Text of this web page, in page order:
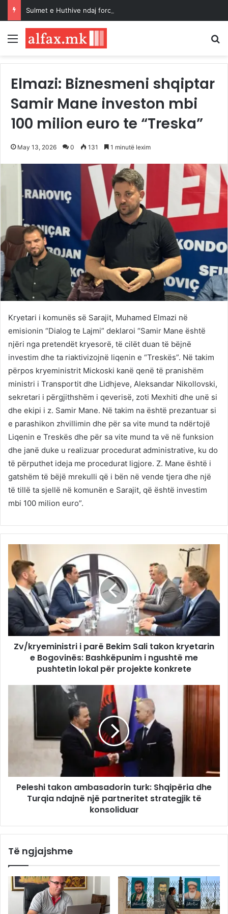
Menu
Elmazi: Biznesmeni shqiptar
Samir Mane investon mbi
100 milion euro te “Treska”
May 13, 2026 0 131 1 minutë lexim
Kryetari i komunës së Sarajit, Muhamed Elmazi në
emisionin “Dialog te Lajmi” deklaroi “Samir Mane është
njëri nga pretendët kryesorë, të cilët duan të bëjnë
investim dhe ta riaktivizojnë liqenin e “Treskës”. Në takim
përpos kryeministrit Mickoski kanë qenë të pranishëm
ministri i Transportit dhe Lidhjeve, Aleksandar Nikollovski,
sekretari i përgjithshëm i qeverisë, zoti Mexhiti dhe unë si
dhe ekipi i z. Samir Mane. Në takim na është prezantuar si
e parashikon zhvillimin dhe për sa vite mund ta ndërtojë
Liqenin e Treskës dhe për sa vite mund ta vë në funksion
dhe janë duke u realizuar procedurat administrative, ku do
të përputhet ideja me procedurat ligjore. Z. Mane është i
gatshëm të bëjë mrekulli që i bën në vende tjera dhe një
të tillë ta sjellë në komunën e Sarajit, që është investim
mbi 100 milion euro”.
Zv/kryeministri i parë Bekim Sali takon kryetarin
e Bogovinës: Bashkëpunim i ngushtë me
pushtetin lokal për projekte konkrete
Peleshi takon ambasadorin turk: Shqipëria dhe
Turqia ndajnë një partneritet strategjik të
konsoliduar
Të ngjajshme